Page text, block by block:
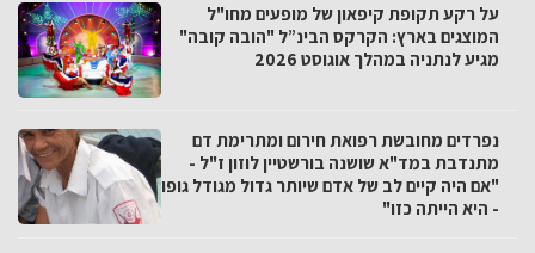
על רקע תקופת קיפאון של מופעים מחו"ל
המוצגים בארץ: הקרקס הבינ”ל "הובה קובה"
מגיע לנתניה במהלך אוגוסט 2026
נפרדים מחובשת רפואת חירום ומתרימת דם
מתנדבת במד"א שושנה בורשטיין לוזון ז"ל -
"אם היה קיים לב של אדם שיותר גדול מגודל גופו
- היא הייתה כזו"